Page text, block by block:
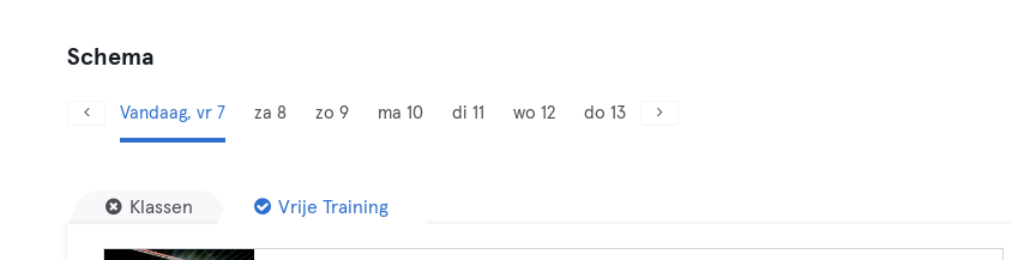
Schema
Vandaag, vr 7 za 8 zo 9 ma 10 di 11 wo 12 do 13
Klassen Vrije Training